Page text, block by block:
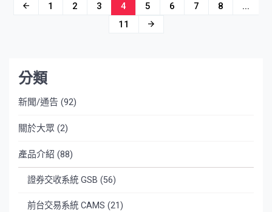
1 2 3 4 5 6 7 8
...
11
分類
新聞/通告 (92)
關於大眾 (2)
產品介紹 (88)
證券交收系統 GSB (56)
前台交易系統 CAMS (21)